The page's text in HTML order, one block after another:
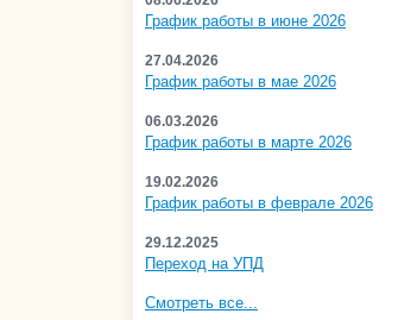
График работы в июне 2026
27.04.2026
График работы в мае 2026
06.03.2026
График работы в марте 2026
19.02.2026
График работы в феврале 2026
29.12.2025
Переход на УПД
Смотреть все...